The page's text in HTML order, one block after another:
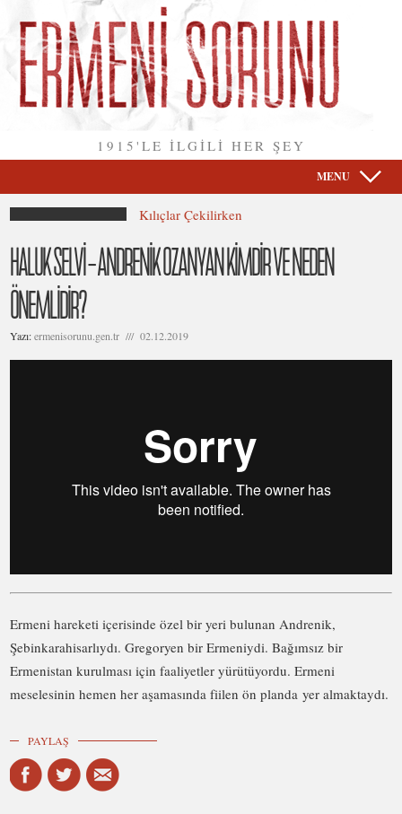
1915'LE İLGİLİ HER ŞEY
MENU
Kılıçlar Çekilirken
HALUK SELVİ – ANDRENİK OZANYAN KİMDİR VE NEDEN
ÖNEMLİDİR?
Yazı:ermenisorunu.gen.tr /// 02.12.2019
Ermeni hareketi içerisinde özel bir yeri bulunan Andrenik,
Şebinkarahisarlıydı. Gregoryen bir Ermeniydi. Bağımsız bir
Ermenistan kurulması için faaliyetler yürütüyordu. Ermeni
meselesinin hemen her aşamasında fiilen ön planda yer almaktaydı.
PAYLAŞ